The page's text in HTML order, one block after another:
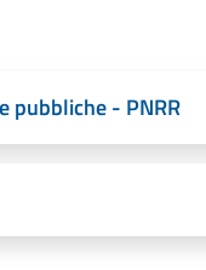
pubbliche - PNRR